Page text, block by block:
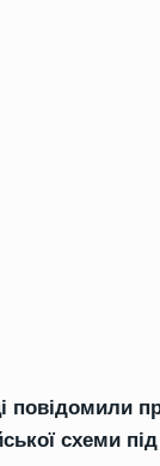
повідомили
схеми